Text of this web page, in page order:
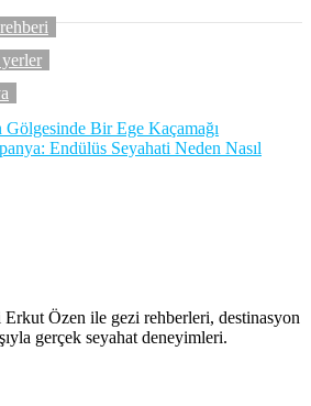
Gölgesinde Bir Ege Kaçamağı
Endülüs Seyahati Neden Nasıl
Özen ile gezi rehberleri, destinasyon
gerçek seyahat deneyimleri.